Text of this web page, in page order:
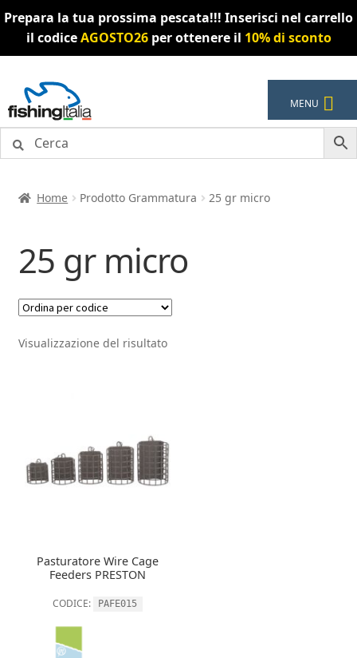
Prepara la tua prossima pescata!!! Inserisci nel carrello
il codiceAGOSTO26per ottenere il 10% di sconto
alla
navigazione
al
contenuto
MENU
Home Prodotto Grammatura 25 gr micro
25 gr micro
Visualizzazione del risultato
Pasturatore Wire Cage
Feeders PRESTON
CODICE: PAFE015